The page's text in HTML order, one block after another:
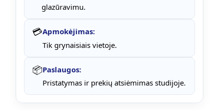
glazūravimu.
💳Apmokėjimas:
Tik grynaisiais vietoje.
📦Paslaugos:
Pristatymas ir prekių atsiėmimas studijoje.